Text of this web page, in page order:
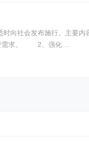
。主要内容有： 1、支持青年群
置业 鼓励金融机构面向35周岁以下来郑就业创业青年群体，推出特色金融产品和服务，更好满足青年群体多元化住房信贷需求。 2、强化 ...